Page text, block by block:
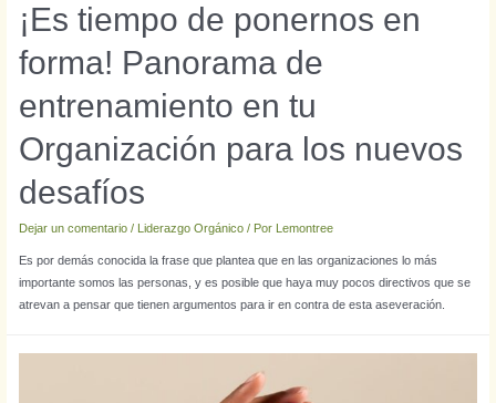
¡Es tiempo de ponernos en
forma! Panorama de
entrenamiento en tu
Organización para los nuevos
desafíos
Dejar un comentario / Liderazgo Orgánico/ Por Lemontree
Es por demás conocida la frase que plantea que en las organizaciones lo más
importante somos las personas, y es posible que haya muy pocos directivos que se
atrevan a pensar que tienen argumentos para ir en contra de esta aseveración.